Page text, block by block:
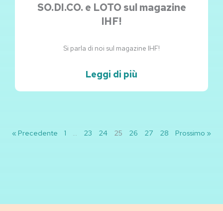
SO.DI.CO. e LOTO sul magazine
IHF!
Si parla di noi sul magazine IHF!
Leggi di più
« Precedente 1 … 23 24 25 26 27 28 Prossimo »